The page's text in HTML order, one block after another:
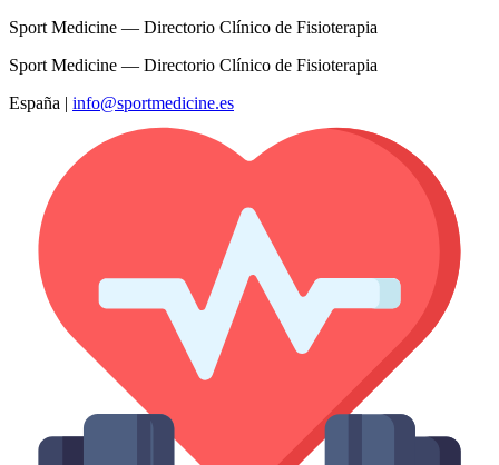
Sport Medicine — Directorio Clínico de Fisioterapia
Sport Medicine — Directorio Clínico de Fisioterapia
España | info@sportmedicine.es